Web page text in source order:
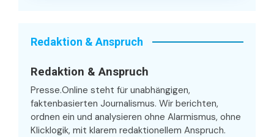
Redaktion & Anspruch
Redaktion & Anspruch
Presse.Online steht für unabhängigen,
faktenbasierten Journalismus. Wir berichten,
ordnen ein und analysieren ohne Alarmismus, ohne
Klicklogik, mit klarem redaktionellem Anspruch.